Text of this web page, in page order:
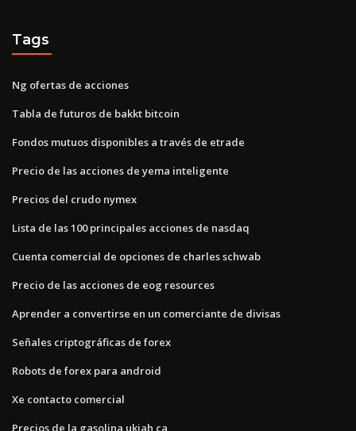
Tags
Ng ofertas de acciones
Tabla de futuros de bakkt bitcoin
Fondos mutuos disponibles a través de etrade
Precio de las acciones de yema inteligente
Precios del crudo nymex
Lista de las 100 principales acciones de nasdaq
Cuenta comercial de opciones de charles schwab
Precio de las acciones de eog resources
Aprender a convertirse en un comerciante de divisas
Señales criptográficas de forex
Robots de forex para android
Xe contacto comercial
Precios de la gasolina ukiah ca